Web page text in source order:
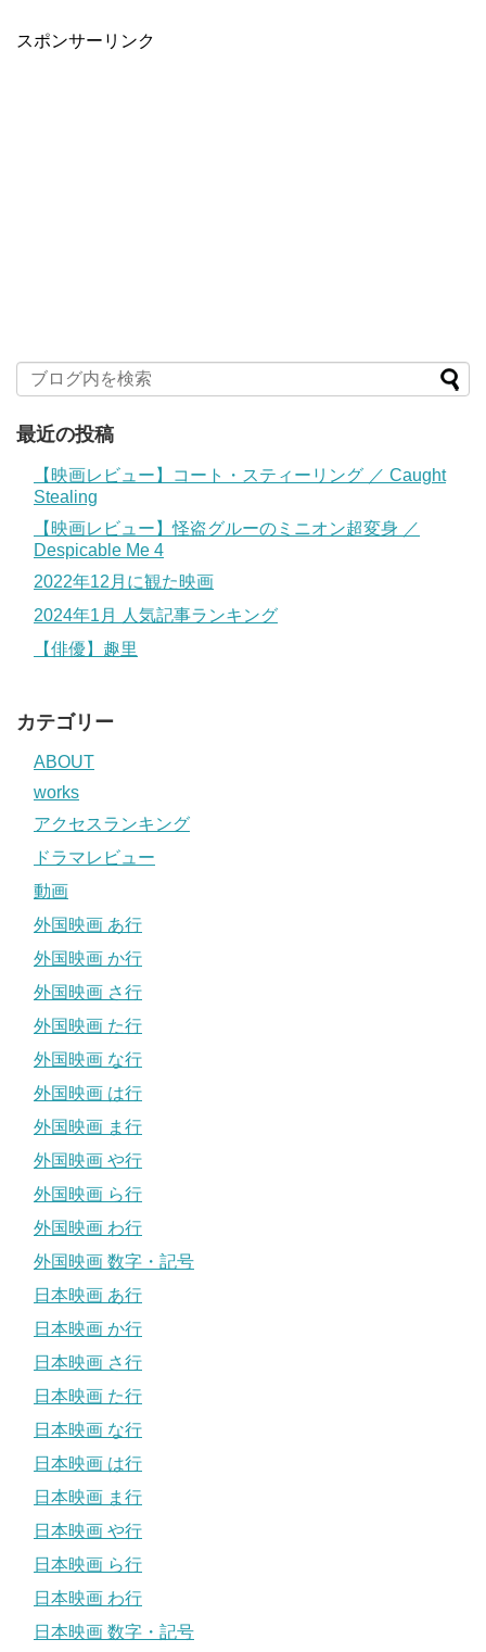
スポンサーリンク
最近の投稿
【映画レビュー】コート・スティーリング ／ Caught
Stealing
【映画レビュー】怪盗グルーのミニオン超変身 ／
Despicable Me 4
2022年12月に観た映画
2024年1月 人気記事ランキング
【俳優】趣里
カテゴリー
ABOUT
works
アクセスランキング
ドラマレビュー
動画
外国映画 あ行
外国映画 か行
外国映画 さ行
外国映画 た行
外国映画 な行
外国映画 は行
外国映画 ま行
外国映画 や行
外国映画 ら行
外国映画 わ行
外国映画 数字・記号
日本映画 あ行
日本映画 か行
日本映画 さ行
日本映画 た行
日本映画 な行
日本映画 は行
日本映画 ま行
日本映画 や行
日本映画 ら行
日本映画 わ行
日本映画 数字・記号